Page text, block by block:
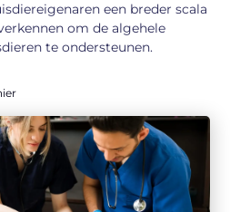
een breder scala
om de algehele
te ondersteunen.